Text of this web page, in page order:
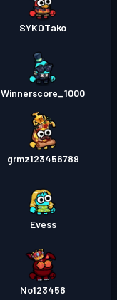
SYKOTako
Winnerscore_1000
grmz123456789
Evess
No123456